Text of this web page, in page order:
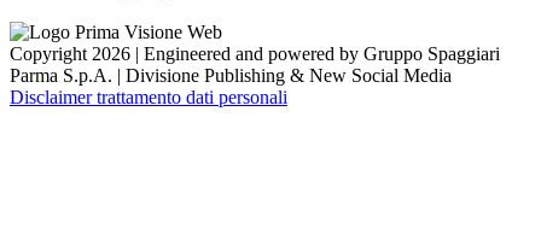
Copyright 2026 | Engineered and powered by Gruppo Spaggiari
Parma S.p.A. | Divisione Publishing & New Social Media
Disclaimer trattamento dati personali